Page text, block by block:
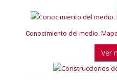
Conocimiento del medio.
Ver